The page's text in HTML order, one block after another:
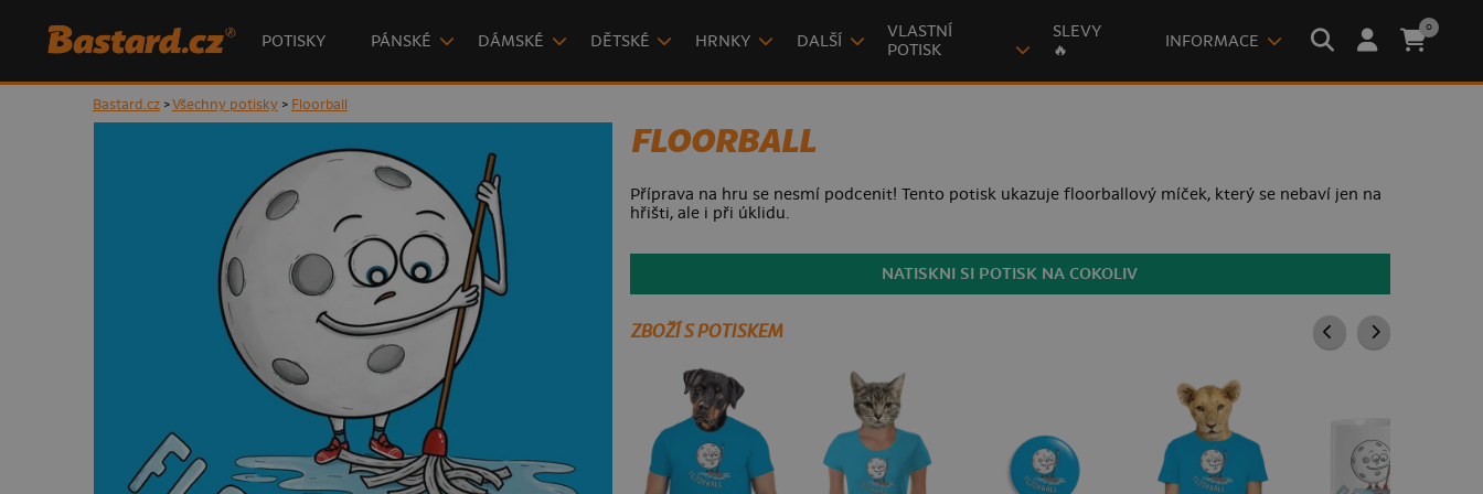
POTISKY PÁNSKÉ DÁMSKÉ DĚTSKÉ HRNKY DALŠÍ
VLASTNÍ
POTISK
SLEVY
🔥
INFORMACE
0
Bastard.cz>Všechny potisky> Floorball
FLOORBALL
Příprava na hru se nesmí podcenit! Tento potisk ukazuje floorballový míček, který se nebaví jen na
hřišti, ale i při úklidu.
NATISKNI SI POTISK NA COKOLIV
ZBOŽÍ S POTISKEM